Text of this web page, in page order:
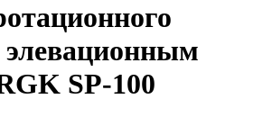
элевационным
SP-100